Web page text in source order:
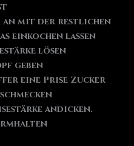
an mit der restlichen
einkochen lassen
lösen
geben
eine Prise Zucker
andicken.